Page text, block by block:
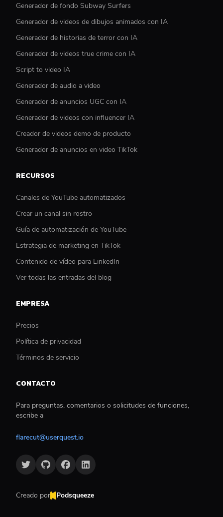
Generador de fondo Subway Surfers
Generador de videos de dibujos animados con IA
Generador de historias de terror con IA
Generador de videos true crime con IA
Script to video IA
Generador de audio a video
Generador de anuncios UGC con IA
Generador de videos con influencer IA
Creador de videos demo de producto
Generador de anuncios en video TikTok
RECURSOS
Canales de YouTube automatizados
Crear un canal sin rostro
Guía de automatización de YouTube
Estrategia de marketing en TikTok
Contenido de vídeo para LinkedIn
Ver todas las entradas del blog
EMPRESA
Precios
Política de privacidad
Términos de servicio
CONTACTO
Para preguntas, comentarios o solicitudes de funciones,
escribe a
flarecut@userquest.io
Creado por Podsqueeze